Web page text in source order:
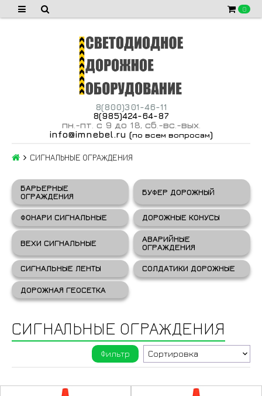
0
8(800)301-46-11
8(985)424-64-87
пн -пт с 9 до 18, сб -вс -вых.
info@imnebel.ru (по всем вопросам)
СИГНАЛЬНЫЕ ОГРАЖДЕНИЯ
БАРЬЕРНЫЕ
ОГРАЖДЕНИЯ
БУФЕР ДОРОЖНЫЙ
ФОНАРИ СИГНАЛЬНЫЕ ДОРОЖНЫЕ КОНУСЫ
ВЕХИ СИГНАЛЬНЫЕ
АВАРИЙНЫЕ
ОГРАЖДЕНИЯ
СИГНАЛЬНЫЕ ЛЕНТЫ СОЛДАТИКИ ДОРОЖНЫЕ
ДОРОЖНАЯ ГЕОСЕТКА
СИГНАЛЬНЫЕ ОГРАЖДЕНИЯ
Фильтр